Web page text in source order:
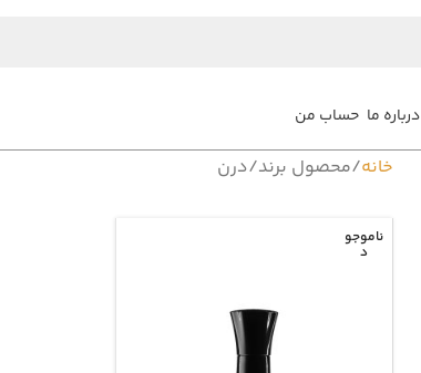
درباره ما حساب من
خانه محصول برند درن
ناموجو
د